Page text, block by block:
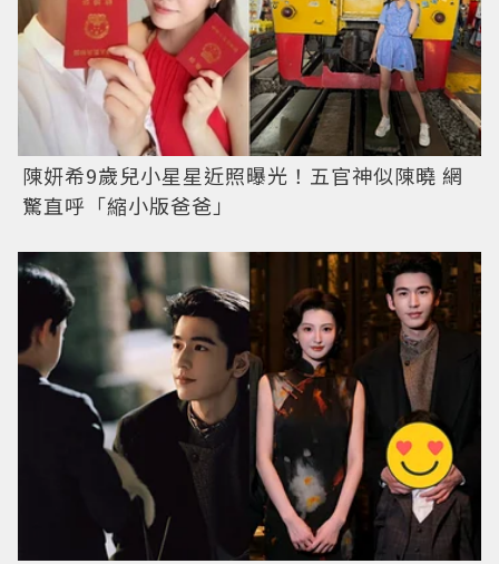
陳妍希9歲兒小星星近照曝光！五官神似陳曉 網
驚直呼「縮小版爸爸」